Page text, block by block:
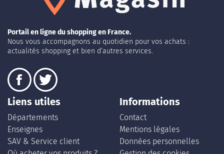
Portail en ligne du shopping en France.
Nous vous accompagnons au quotidien pour vos achats :
actualités shopping et bien d’autres services.
Liens utiles
Départements
Enseignes
SAV & Service client
Informations
Contact
Mentions légales
Données personnelles